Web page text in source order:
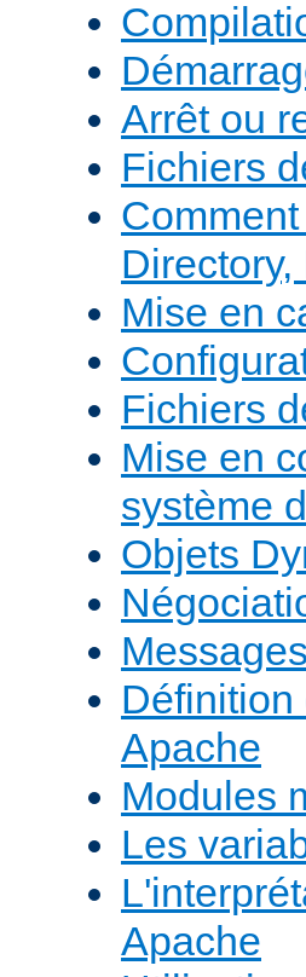
Arrêt ou
Fichiers
Mise en
Fichiers
Mise en
système
Objets
Apache
Modules
Les
Apache